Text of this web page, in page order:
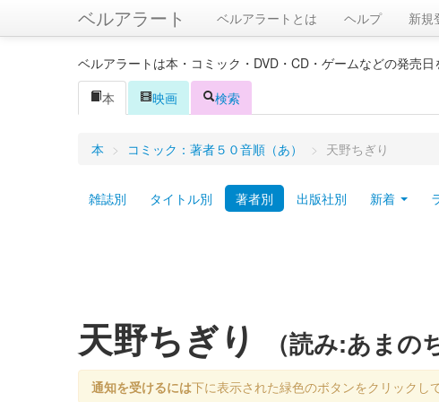
ベルアラート ベルアラートとは ヘルプ 新規
ベルアラートは本・コミック・DVD・CD・ゲームなどの発売
本
映画 検索
本 > コミック：著者５０音順（あ） > 天野ちぎり
雑誌別 タイトル別 著者別 出版社別 新着
天野ちぎり （読み:あまの
通知を受けるには下に表示された緑色のボタンをクリックし